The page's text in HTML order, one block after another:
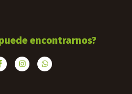
encontrarnos?
I
n
s
W
h
a